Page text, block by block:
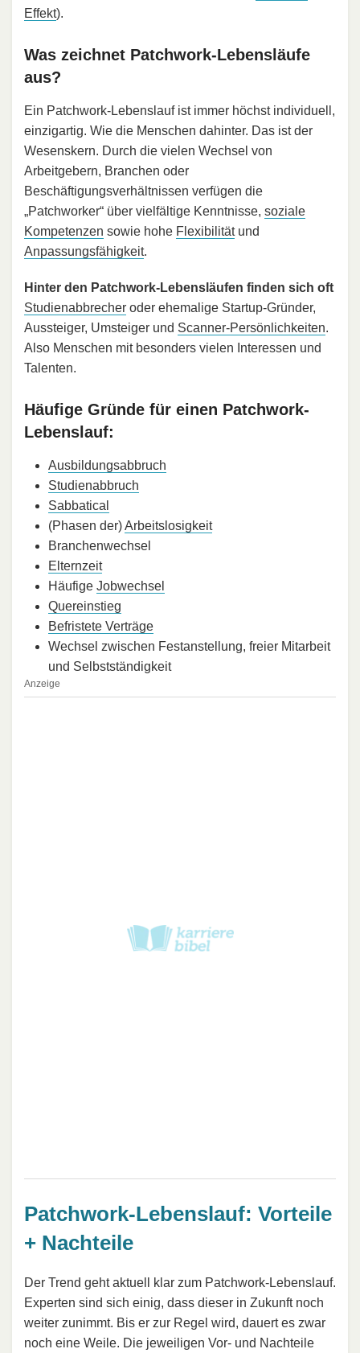
Effekt).
Was zeichnet Patchwork-Lebensläufe
aus?
Ein Patchwork-Lebenslauf ist immer höchst individuell,
einzigartig. Wie die Menschen dahinter. Das ist der
Wesenskern. Durch die vielen Wechsel von
Arbeitgebern, Branchen oder
Beschäftigungsverhältnissen verfügen die
„Patchworker“ über vielfältige Kenntnisse, soziale
Kompetenzen sowie hohe Flexibilitätund
Anpassungsfähigkeit.
Hinter den Patchwork-Lebensläufen finden sich oft
Studienabbrecher oder ehemalige Startup-Gründer,
Aussteiger, Umsteiger und Scanner-Persönlichkeiten.
Also Menschen mit besonders vielen Interessen und
Talenten.
Häufige Gründe für einen Patchwork-
Lebenslauf:
Ausbildungsabbruch
Studienabbruch
Sabbatical
(Phasen der)Arbeitslosigkeit
Branchenwechsel
Elternzeit
Häufige Jobwechsel
Quereinstieg
Befristete Verträge
Wechsel zwischen Festanstellung, freier Mitarbeit
und Selbstständigkeit
Anzeige
Patchwork-Lebenslauf: Vorteile
+ Nachteile
Der Trend geht aktuell klar zum Patchwork-Lebenslauf.
Experten sind sich einig, dass dieser in Zukunft noch
weiter zunimmt. Bis er zur Regel wird, dauert es zwar
noch eine Weile. Die jeweiligen Vor- und Nachteile